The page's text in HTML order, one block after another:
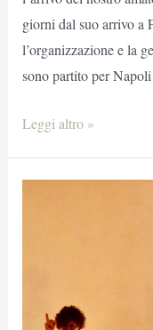
giorni dal suo arrivo a
l’organizzazione e la
sono partito per
Thank
Leggi altro »